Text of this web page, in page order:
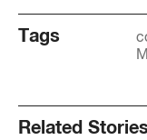
Tags
Related